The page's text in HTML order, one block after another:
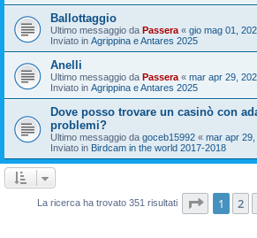
Ballottaggio
Ultimo messaggio da Passera « gio mag 01,
Inviato in Agrippina e Antares 2025
Anelli
Ultimo messaggio da Passera « mar apr 29,
Inviato in Agrippina e Antares 2025
Dove posso trovare un casinò con
problemi?
Ultimo messaggio da goceb15992 « mar apr
Inviato in Birdcam in the world 2017-2018
La ricerca ha trovato 351 risultati Pagina
1 2